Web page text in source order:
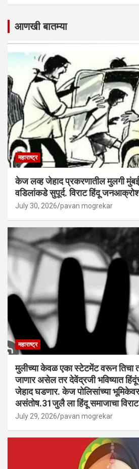
आणखी बातम्या
महाराष्ट्र
केज लव्ह जेहाद प्रकरणातील मुलगी
वडिलांकडे सुपूर्द. विराट हिंदू
July 30, 2026 pavan mogrekar
महाराष्ट्र
मुलीच्या केवळ एका स्टेटमेंट वरून तिचा
जाणार असेल तर देवेंद्रजी भविष्यात
जेहाद घडणार. केज पोलिसांच्या
असंतोष.31जुलै ला हिंदू समाजाचा विराट
July 29, 2026 pavan mogrekar